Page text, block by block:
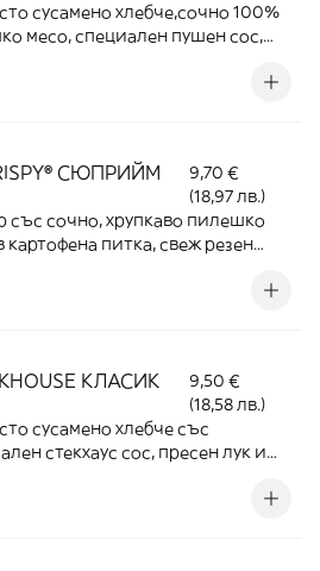
сусамено хлебче,сочно 100%
месо, специален пушен сос,
СЮПРИЙМ
9,70 €
(18,97 лв.)
със сочно, хрупкаво пилешко
картофена питка, свеж резен
сос, кисели краставички и топящ
КЛАСИК
9,50 €
(18,58 лв.)
сусамено хлебче със
стекхаус сос, пресен лук и